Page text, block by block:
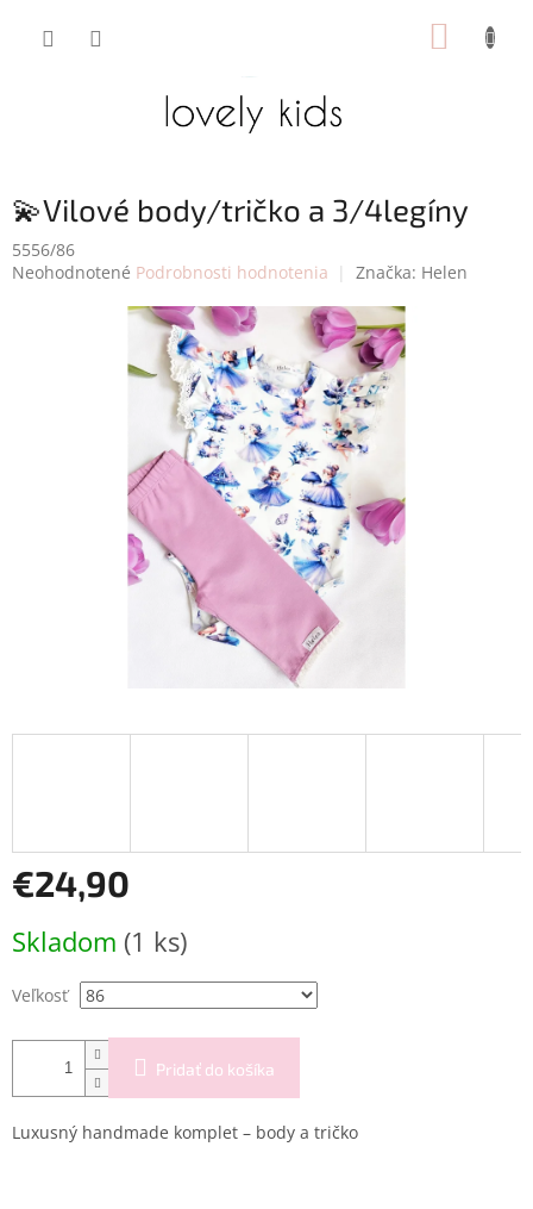
💫Vilové body/tričko a 3/4legíny
5556/86
Priemerné
Neohodnotené Podrobnosti hodnotenia Značka: Helen
€24,90
cena:
Skladom (1 ks)
Veľkosť
Pridať do košíka
Luxusný handmade komplet – body a tričko